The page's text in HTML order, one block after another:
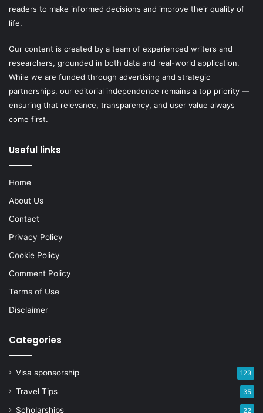
readers to make informed decisions and improve their quality of
life.
Our content is created by a team of experienced writers and
researchers, grounded in both data and real-world application.
While we are funded through advertising and strategic
partnerships, our editorial independence remains a top priority —
ensuring that relevance, transparency, and user value always
come first.
Useful links
Home
About Us
Contact
Privacy Policy
Cookie Policy
Comment Policy
Terms of Use
Disclaimer
Categories
Visa sponsorship 123
Travel Tips 35
Scholarships 22